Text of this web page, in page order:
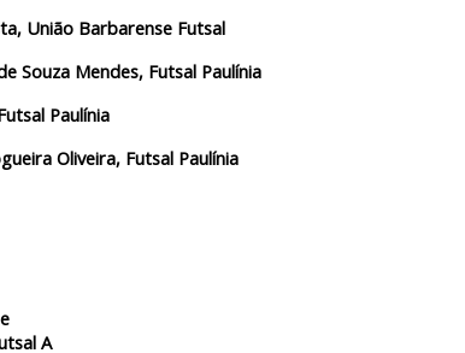
União Barbarense Futsal
Souza Mendes, Futsal Paulínia
Paulínia
Oliveira, Futsal Paulínia
A